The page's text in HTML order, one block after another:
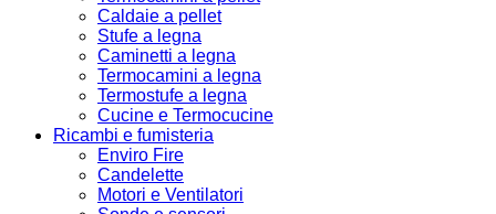
Caldaie a pellet
Stufe a legna
Caminetti a legna
Termocamini a legna
Termostufe a legna
Cucine e Termocucine
Ricambi e fumisteria
Enviro Fire
Candelette
Motori e Ventilatori